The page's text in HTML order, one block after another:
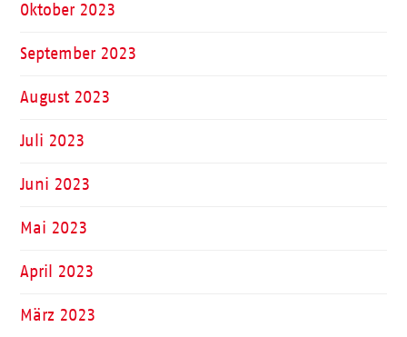
Oktober 2023
September 2023
August 2023
Juli 2023
Juni 2023
Mai 2023
April 2023
März 2023